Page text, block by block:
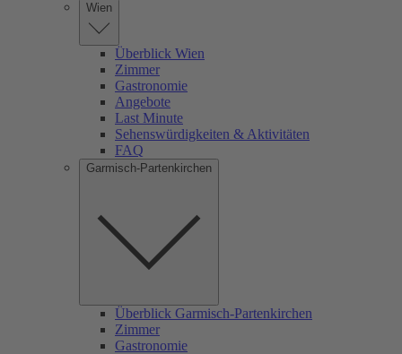
Wien
Überblick Wien
Zimmer
Gastronomie
Angebote
Last Minute
Sehenswürdigkeiten & Aktivitäten
FAQ
Garmisch-Partenkirchen
Überblick Garmisch-Partenkirchen
Zimmer
Gastronomie